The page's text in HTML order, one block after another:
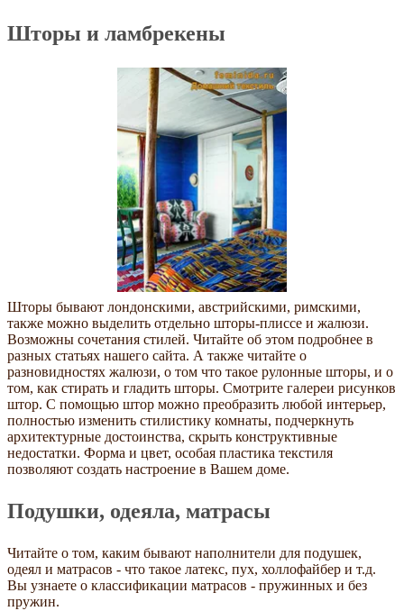
Шторы и ламбрекены
Шторы бывают лондонскими, австрийскими, римскими,
также можно выделить отдельно шторы-плиссе и жалюзи.
Возможны сочетания стилей. Читайте об этом подробнее в
разных статьях нашего сайта. А также читайте о
разновидностях жалюзи, о том что такое рулонные шторы, и о
том, как стирать и гладить шторы. Смотрите галереи рисунков
штор. С помощью штор можно преобразить любой интерьер,
полностью изменить стилистику комнаты, подчеркнуть
архитектурные достоинства, скрыть конструктивные
недостатки. Форма и цвет, особая пластика текстиля
позволяют создать настроение в Вашем доме.
Подушки, одеяла, матрасы
Читайте о том, каким бывают наполнители для подушек,
одеял и матрасов - что такое латекс, пух, холлофайбер и т.д.
Вы узнаете о классификации матрасов - пружинных и без
пружин.